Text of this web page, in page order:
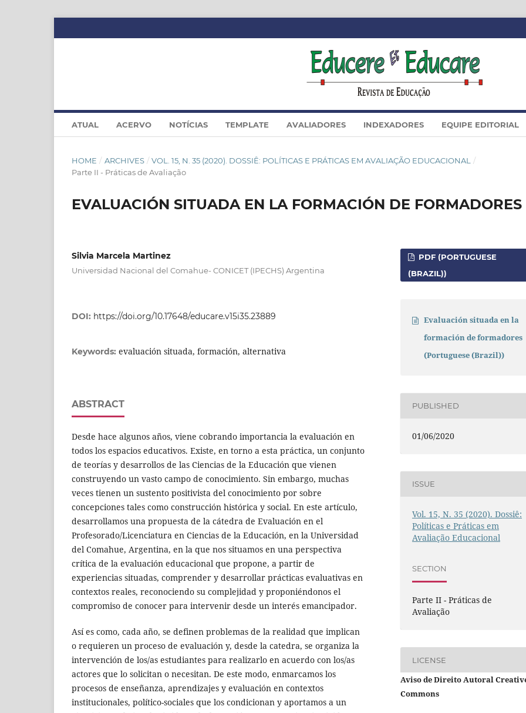
ATUAL ACERVO NOTÍCIAS TEMPLATE AVALIADORES INDEXADORES EQUIPE EDITORIAL
HOME / ARCHIVES / VOL. 15, N. 35 (2020). DOSSIÊ: POLÍTICAS E PRÁTICAS EM AVALIAÇÃO EDUCACIONAL
/
Parte II - Práticas de Avaliação
EVALUACIÓN SITUADA EN LA FORMACIÓN DE FORMADORES
Silvia Marcela Martinez
Universidad Nacional del Comahue- CONICET (IPECHS) Argentina
DOI: https://doi.org/10.17648/educare.v15i35.23889
Keywords: evaluación situada, formación, alternativa
ABSTRACT
Desde hace algunos años, viene cobrando importancia la evaluación en
todos los espacios educativos. Existe, en torno a esta práctica, un conjunto
de teorías y desarrollos de las Ciencias de la Educación que vienen
construyendo un vasto campo de conocimiento. Sin embargo, muchas
veces tienen un sustento positivista del conocimiento por sobre
concepciones tales como construcción histórica y social. En este artículo,
desarrollamos una propuesta de la cátedra de Evaluación en el
Profesorado/Licenciatura en Ciencias de la Educación, en la Universidad
del Comahue, Argentina, en la que nos situamos en una perspectiva
crítica de la evaluación educacional que propone, a partir de
experiencias situadas, comprender y desarrollar prácticas evaluativas en
contextos reales, reconociendo su complejidad y proponiéndonos el
compromiso de conocer para intervenir desde un interés emancipador.
Así es como, cada año, se definen problemas de la realidad que implican
o requieren un proceso de evaluación y, desde la catedra, se organiza la
intervención de los/as estudiantes para realizarlo en acuerdo con los/as
actores que lo solicitan o necesitan. De este modo, enmarcamos los
procesos de enseñanza, aprendizajes y evaluación en contextos
institucionales, político-sociales que los condicionan y aportamos a un
PDF (PORTUGUESE
(BRAZIL))
Evaluación situada en la
formación de formadores
(Portuguese (Brazil))
PUBLISHED
01/06/2020
ISSUE
Vol. 15, N. 35 (2020). Dossiê:
Políticas e Práticas em
Avaliação Educacional
SECTION
Parte II - Práticas de
Avaliação
LICENSE
Aviso de Direito Autoral
Commons